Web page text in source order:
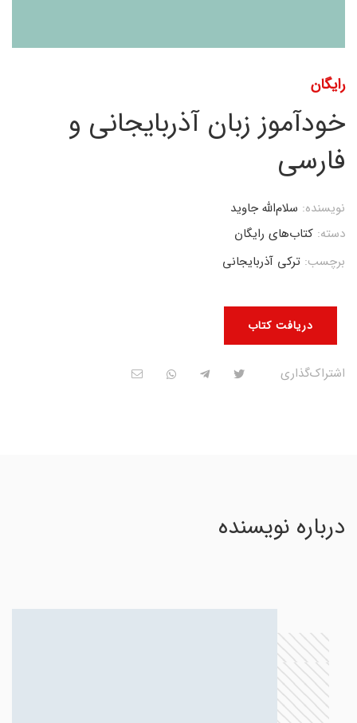
رایگان
خودآموز زبان آذربایجانی و
فارسی
دریافت کتاب
نویسنده: سلام‌الله جاوید
دسته: کتاب‌های رایگان
برچسب: ترکی آذربایجانی
اشتراک‌گذاری
درباره نویسنده